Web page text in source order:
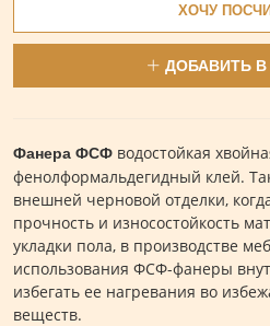
ХОЧУ
ДОБАВИТЬ В
Фанера ФСФ водостойкая
фенолформальдегидный клей.
внешней черновой отделки,
прочность и износостойкость
укладки пола, в производстве
использования ФСФ-фанеры
избегать ее нагревания во
веществ.